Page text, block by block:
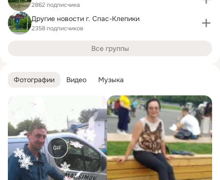
Фотографии Видео Музыка
GIF
2862 подписчика
Другие новости г. Спас-Клепики
2358 подписчиков
Все группы